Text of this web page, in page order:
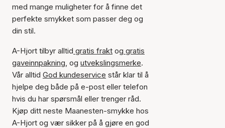
med mange muligheter for å finne det
perfekte smykket som passer deg og
din stil.
A-Hjort tilbyr alltid gratis frakt og gratis
gaveinnpakning, og utvekslingsmerke.
Vår alltid God kundeservice står klar til å
hjelpe deg både på e-post eller telefon
hvis du har spørsmål eller trenger råd.
Kjøp ditt neste Maanesten-smykke hos
A-Hjort og vær sikker på å gjøre en god